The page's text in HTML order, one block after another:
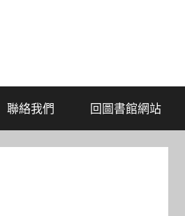
聯絡我們 回圖書館網站